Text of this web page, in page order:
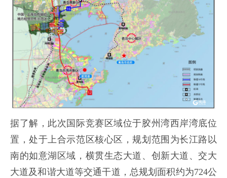
据了解，此次国际竞赛区域位于胶州湾西岸湾底位
置，处于上合示范区核心区，规划范围为长江路以
南的如意湖区域，横贯生态大道、创新大道、交大
大道及和谐大道等交通干道，总规划面积约为724公